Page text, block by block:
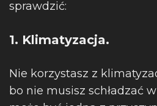
sprawdzić:
1. Klimatyzacja.
Nie korzystasz z
bo nie musisz schładzać